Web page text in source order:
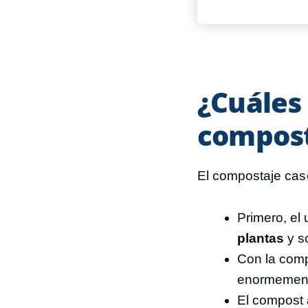
El compostaje
Primero, el
plantas y
Con la
El